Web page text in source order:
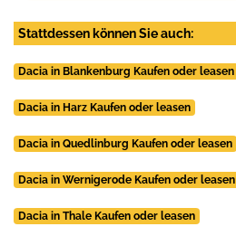
Stattdessen können Sie auch:
Dacia in Blankenburg Kaufen oder leasen
Dacia in Harz Kaufen oder leasen
Dacia in Quedlinburg Kaufen oder leasen
Dacia in Wernigerode Kaufen oder leasen
Dacia in Thale Kaufen oder leasen